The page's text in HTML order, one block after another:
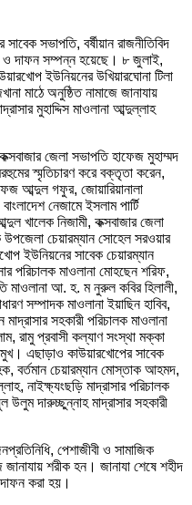
সাবেক সভাপতি, বর্ষীয়ান রাজনীতিবিদ
ও দাফন সম্পন্ন হয়েছে। ৮ জুলাই,
ইউনিয়নের উখিয়ারঘোনা টিলা
মাঠে অনুষ্ঠিত নামাজে জানাযায়
মুহাদ্দিস মাওলানা আব্দুল্লাহ
জেলা সভাপতি হাফেজ মুহাম্মদ
স্মৃতিচারণ করে বক্তৃতা করেন,
আব্দুল গফুর, জোয়ারিয়ানালা
নেজামে ইসলাম পার্টি
খালেক নিজামী, কক্সবাজার জেলা
চেয়ারম্যান সোহেল সরওয়ার
ইউনিয়নের সাবেক চেয়ারম্যান
পরিচালক মাওলানা মোহছেন শরিফ,
মাওলানা আ. হ. ম নুরুল কবির হিলালী,
সম্পাদক মাওলানা ইয়াছিন হাবিব,
সহকারী পরিচালক মাওলানা
রামু প্রবাসী কল্যাণ সংস্থা মক্কা
এছাড়াও কাউয়ারখোপের সাবেক
বর্তমান চেয়ারম্যান মোস্তাক আহমদ,
নাইক্ষ্যংছড়ি মাদ্রাসার পরিচালক
উলুম দারুচ্ছুন্নাহ মাদ্রাসার সহকারী
পেশাজীবী ও সামাজিক
শরীক হন। জানাযা শেষে শহীদ
করা হয়।